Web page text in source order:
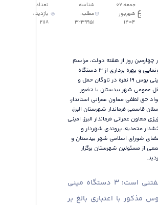
جمعه 07
شهریور
1404
شناسه
مطلب:
3239951
تعداد
بازدید :
2118
چهارمین روز از هفته دولت، مراسم
رونمایی و بهره برداری از ۳ دستگاه
مینی بوس ۱۹ نفره در ناوگان حمل و
عمومی شهر بیدستان با حضور
حق لطفی معاون عمرانی استاندار،
قاسمی فرماندار شهرستان البرز،
معاون عمرانی فرماندار البرز، امینی
محمدیه، پروندی شهردار و
شورای اسلامی شهر بیدستان و
از مسئولین شهرستان برگزار
گفتنی است؛ ۳ دستگاه مینی
مذکور با اعتباری بالغ بر